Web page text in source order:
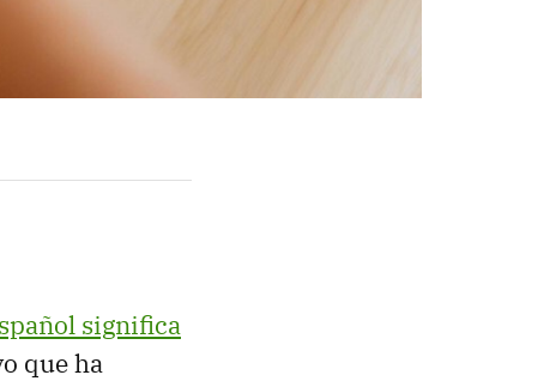
significa
que ha